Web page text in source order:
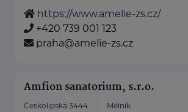
https://www.amelie-zs.cz/
+420 739 001 123
praha@amelie-zs.cz
Amfion sanatorium, s.r.o.
Českolipská 3444 Mělník